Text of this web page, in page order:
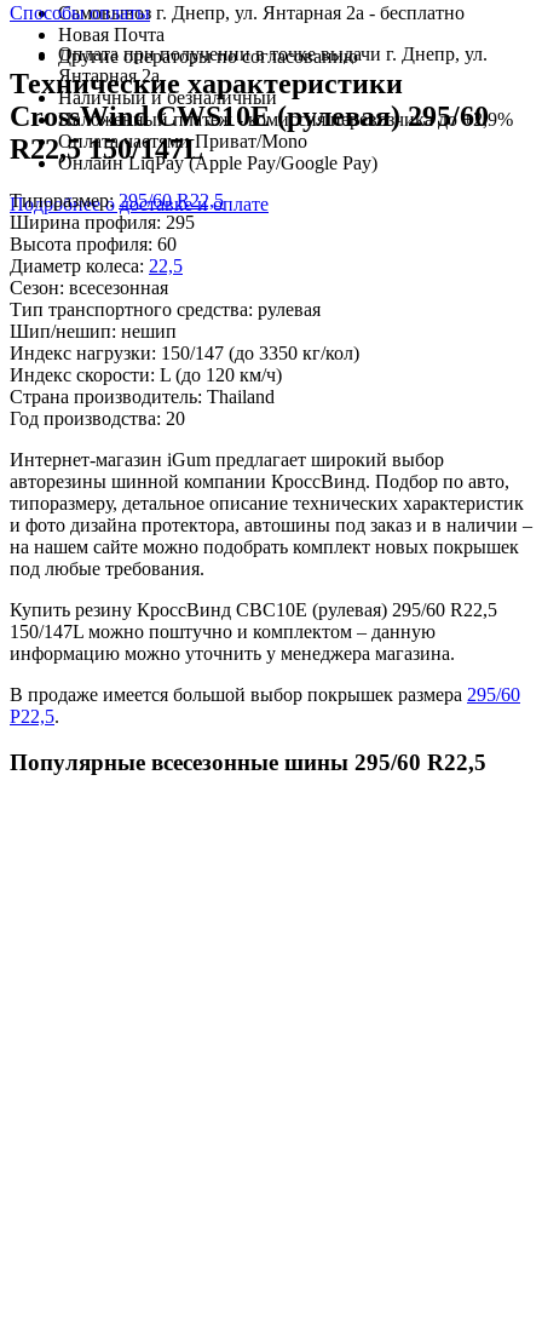
Самовывоз г. Днепр, ул. Янтарная 2а - бесплатно
Новая Почта
Другие операторы по согласованию
Способы оплаты
Оплата при получении в точке выдачи г. Днепр, ул.
Янтарная 2а
Наличный и безналичный
Наложенный платеж - комиссия перевозчика до +2,9%
Оплата частями Приват/Mono
Онлайн LiqPay (Apple Pay/Google Pay)
Подробнее о доставке и оплате
Технические характеристики
CrossWind CWS10E (рулевая) 295/60
R22,5 150/147L
Типоразмер: 295/60 R22,5
Ширина профиля: 295
Высота профиля: 60
Диаметр колеса: 22,5
Сезон: всесезонная
Тип транспортного средства: рулевая
Шип/нешип: нешип
Индекс нагрузки: 150/147 (до 3350 кг/кол)
Индекс скорости: L (до 120 км/ч)
Страна производитель: Thailand
Год производства: 20
Интернет-магазин iGum предлагает широкий выбор
авторезины шинной компании КроссВинд. Подбор по авто,
типоразмеру, детальное описание технических характеристик
и фото дизайна протектора, автошины под заказ и в наличии –
на нашем сайте можно подобрать комплект новых покрышек
под любые требования.
Купить резину КроссВинд СВС10Е (рулевая) 295/60 R22,5
150/147L можно поштучно и комплектом – данную
информацию можно уточнить у менеджера магазина.
В продаже имеется большой выбор покрышек размера 295/60
Р22,5.
Популярные всесезонные шины 295/60 R22,5